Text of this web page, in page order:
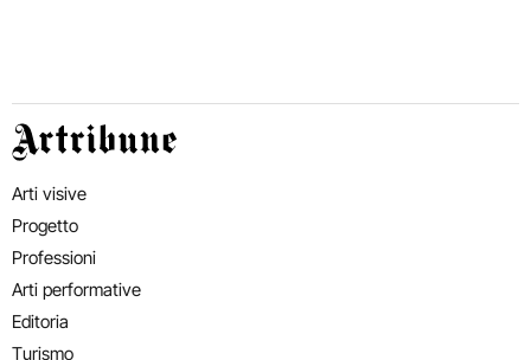
Artribune
Arti visive
Progetto
Professioni
Arti performative
Editoria
Turismo